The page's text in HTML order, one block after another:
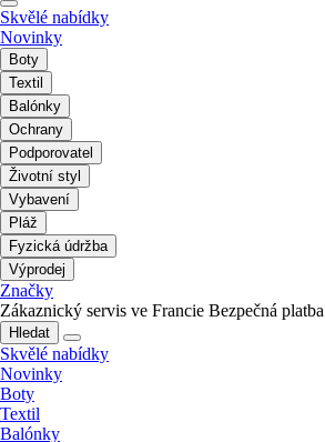
Skvělé nabídky
Novinky
Boty
Textil
Balónky
Ochrany
Podporovatel
Životní styl
Vybavení
Pláž
Fyzická údržba
Výprodej
Značky
Zákaznický servis ve Francie Bezpečná platba
Hledat
Skvělé nabídky
Novinky
Boty
Textil
Balónky